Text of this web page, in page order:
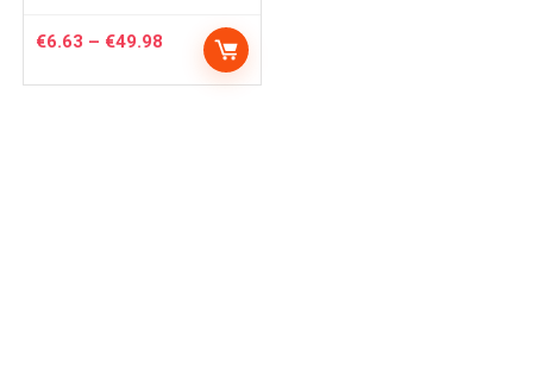
€6.63 – €49.98 Price
range:
€6.63